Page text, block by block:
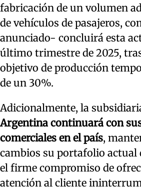
fabricación de un volumen
de vehículos de pasajeros,
anunciado- concluirá esta
último trimestre de 2025,
objetivo de producción
de un 30%.
Adicionalmente, la
Argentina continuará con
comerciales en el país,
cambios su portafolio actual
el firme compromiso de
atención al cliente